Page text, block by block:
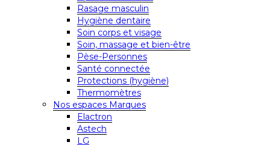
Rasage masculin
Hygiène dentaire
Soin corps et visage
Soin, massage et bien-être
Pèse-Personnes
Santé connectée
Protections (hygiène)
Thermomètres
Nos espaces Marques
Elactron
Astech
LG